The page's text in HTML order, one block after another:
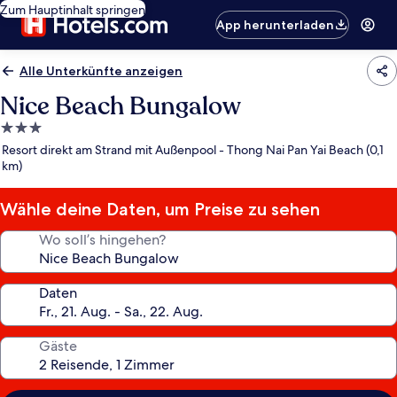
Zum Hauptinhalt springen
App herunterladen
Alle Unterkünfte anzeigen
Nice Beach Bungalow
3.0-
Sterne-
Unterkunft
Resort direkt am Strand mit Außenpool - Thong Nai Pan Yai Beach (0,1
km)
Wähle deine Daten, um Preise zu sehen
Wo soll’s hingehen?
Daten
Gäste